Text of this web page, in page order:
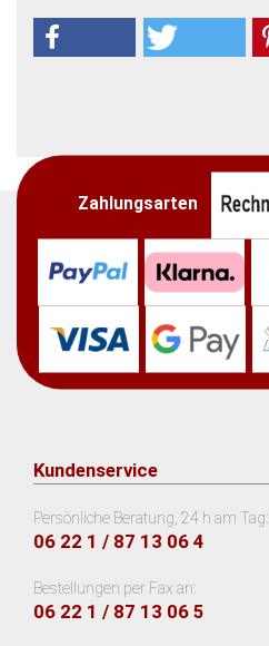
Zahlungsarten
Kundenservice
Persönliche Beratung, 24 h am Tag:
06 22 1 / 87 13 06 4
Bestellungen per Fax an:
06 22 1 / 87 13 06 5